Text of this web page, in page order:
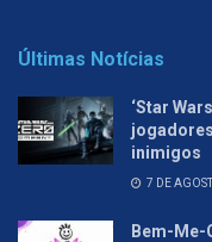
Últimas Notícias
‘Star
inimigos
7 DE
Bem-Me-